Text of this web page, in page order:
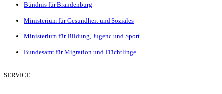
Bündnis für Brandenburg
Ministerium für Gesundheit und Soziales
Ministerium für Bildung, Jugend und Sport
Bundesamt für Migration und Flüchtlinge
SERVICE